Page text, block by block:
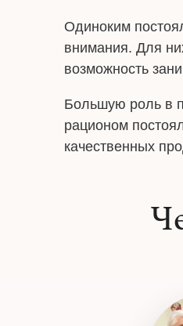
Одиноким
внимания. Для
возможность
Большую роль в
рационом
качественных